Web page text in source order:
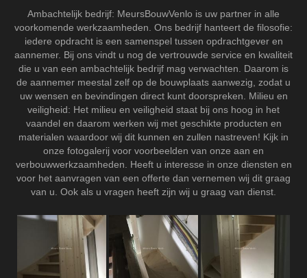
Ambachtelijk bedrijf: MeursBouwVenlo is uw partner in alle
voorkomende werkzaamheden. Ons bedrijf hanteert de filosofie:
iedere opdracht is een samenspel tussen opdrachtgever en
aannemer. Bij ons vindt u nog de vertrouwde service en kwaliteit
die u van een ambachtelijk bedrijf mag verwachten. Daarom is
de aannemer meestal zelf op de bouwplaats aanwezig, zodat u
uw wensen en bevindingen direct kunt doorspreken. Milieu en
veiligheid: Het milieu en veiligheid staat bij ons hoog in het
vaandel en daarom werken wij met geschikte producten en
materialen waardoor wij dit kunnen en zullen nastreven! Kijk in
onze fotogalerij voor voorbeelden van onze aan en
verbouwwerkzaamheden. Heeft u interesse in onze diensten en
voor het aanvragen van een offerte dan vernemen wij dit graag
van u. Ook als u vragen heeft zijn wij u graag van dienst.